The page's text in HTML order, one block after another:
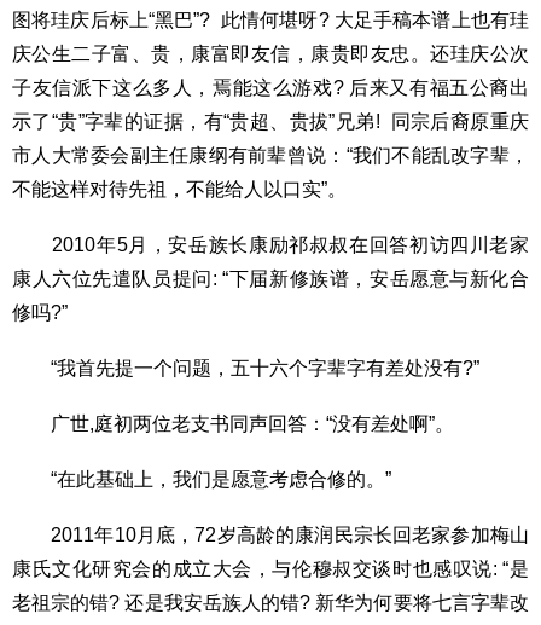
图将珪庆后标上“黑巴”? 此情何堪呀? 大足手稿本谱上也有珪
庆公生二子富、贵，康富即友信，康贵即友忠。还珪庆公次
子友信派下这么多人，焉能这么游戏? 后来又有福五公裔出
示了“贵”字辈的证据，有“贵超、贵拔”兄弟! 同宗后裔原重庆
市人大常委会副主任康纲有前辈曾说：“我们不能乱改字辈，
不能这样对待先祖，不能给人以口实”。
2010年5月，安岳族长康励祁叔叔在回答初访四川老家
康人六位先遣队员提问: “下届新修族谱，安岳愿意与新化合
修吗?”
“我首先提一个问题，五十六个字辈字有差处没有?”
广世,庭初两位老支书同声回答：“没有差处啊”。
“在此基础上，我们是愿意考虑合修的。”
2011年10月底，72岁高龄的康润民宗长回老家参加梅山
康氏文化研究会的成立大会，与伦穆叔交谈时也感叹说: “是
老祖宗的错? 还是我安岳族人的错? 新华为何要将七言字辈改